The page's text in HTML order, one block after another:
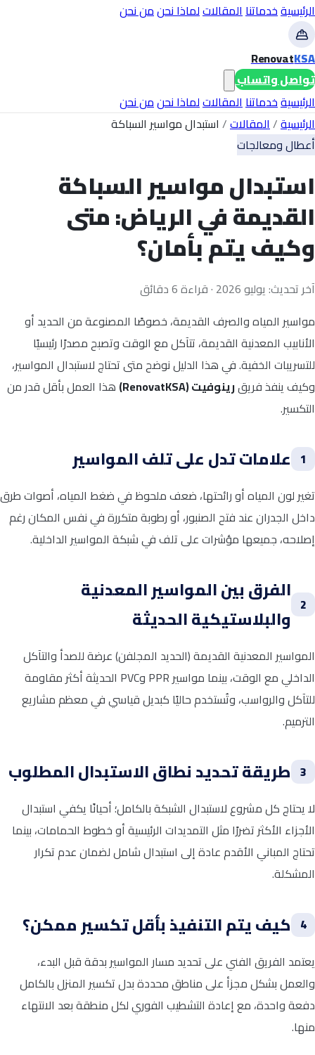
الرئيسيةخدماتناالمقالاتلماذا نحنمن نحن
RenovatKSA
تواصل واتساب
الرئيسيةخدماتناالمقالاتلماذا نحنمن نحن
الرئيسية/المقالات/ استبدال مواسير السباكة
أعطال ومعالجات
استبدال مواسير السباكة
القديمة في الرياض: متى
وكيف يتم بأمان؟
آخر تحديث: يوليو 2026 · قراءة 6 دقائق
مواسير المياه والصرف القديمة، خصوصًا المصنوعة من الحديد أو
الأنابيب المعدنية القديمة، تتآكل مع الوقت وتصبح مصدرًا رئيسيًا
للتسريبات الخفية. في هذا الدليل نوضح متى تحتاج لاستبدال المواسير،
وكيف ينفذ فريقرينوفيت (RenovatKSA)
هذا العمل بأقل قدر من
التكسير.
1 علامات تدل على تلف المواسير
تغير لون المياه أو رائحتها، ضعف ملحوظ في ضغط المياه، أصوات طرق
داخل الجدران عند فتح الصنبور، أو رطوبة متكررة في نفس المكان رغم
إصلاحه، جميعها مؤشرات على تلف في شبكة المواسير الداخلية.
2 الفرق بين المواسير المعدنية
والبلاستيكية الحديثة
المواسير المعدنية القديمة (الحديد المجلفن) عرضة للصدأ والتآكل
الداخلي مع الوقت، بينما مواسير PPR وPVC الحديثة أكثر مقاومة
للتآكل والرواسب، وتُستخدم حاليًا كبديل قياسي في معظم مشاريع
الترميم.
3 طريقة تحديد نطاق الاستبدال المطلوب
لا يحتاج كل مشروع لاستبدال الشبكة بالكامل؛ أحيانًا يكفي استبدال
الأجزاء الأكثر تضررًا مثل التمديدات الرئيسية أو خطوط الحمامات، بينما
تحتاج المباني الأقدم عادة إلى استبدال شامل لضمان عدم تكرار
المشكلة.
4 كيف يتم التنفيذ بأقل تكسير ممكن؟
يعتمد الفريق الفني على تحديد مسار المواسير بدقة قبل البدء،
والعمل بشكل مجزأ على مناطق محددة بدل تكسير المنزل بالكامل
دفعة واحدة، مع إعادة التشطيب الفوري لكل منطقة بعد الانتهاء
منها.